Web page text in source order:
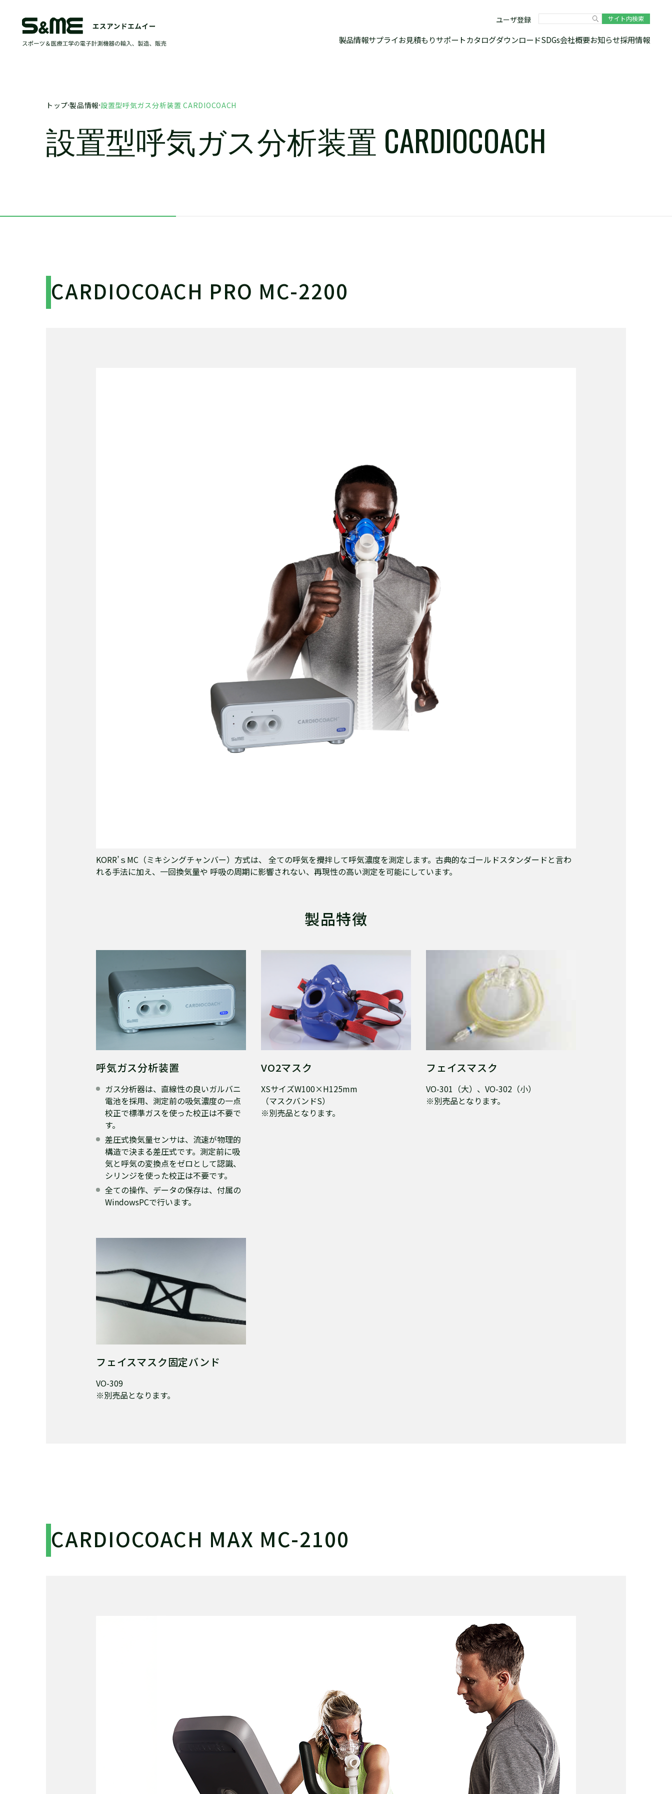
ユーザ登録
製品情報サプライお見積もりサポートカタログダウンロードSDGs会社概要お知らせ採用情報
トップ製品情報 設置型呼気ガス分析装置 CARDIOCOACH
設置型呼気ガス分析装置 CARDIOCOACH
CARDIOCOACH PRO MC-2200
KORR’ｓMC（ミキシングチャンバー）方式は、 全ての呼気を攪拌して呼気濃度を測定します。古典的なゴールドスタンダードと言わ
れる手法に加え、一回換気量や 呼吸の周期に影響されない、再現性の高い測定を可能にしています。
製品特徴
呼気ガス分析装置
ガス分析器は、直線性の良いガルバニ
電池を採用、測定前の吸気濃度の一点
校正で標準ガスを使った校正は不要で
す。
差圧式換気量センサは、流速が物理的
構造で決まる差圧式です。測定前に吸
気と呼気の変換点をゼロとして認識、
シリンジを使った校正は不要です。
全ての操作、データの保存は、付属の
WindowsPCで行います。
VO2マスク
XSサイズW100×H125mm
（マスクバンドS）
※別売品となります。
フェイスマスク
VO-301（大）、VO-302（小）
※別売品となります。
フェイスマスク固定バンド
VO-309
※別売品となります。
CARDIOCOACH MAX MC-2100